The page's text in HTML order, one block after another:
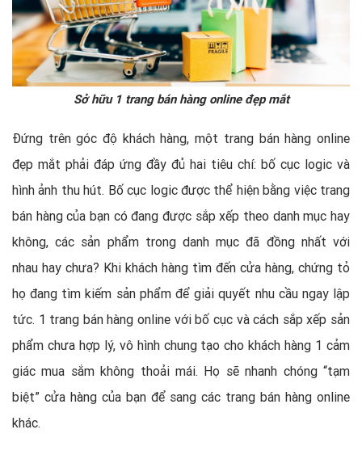
Sở hữu 1 trang bán hàng online đẹp mắt
Đứng trên góc độ khách hàng, một trang bán hàng online
đẹp mắt phải đáp ứng đầy đủ hai tiêu chí: bố cục logic và
hình ảnh thu hút. Bố cục logic được thể hiện bằng việc trang
bán hàng của bạn có đang được sắp xếp theo danh mục hay
không, các sản phẩm trong danh mục đã đồng nhất với
nhau hay chưa? Khi khách hàng tìm đến cửa hàng, chứng tỏ
họ đang tìm kiếm sản phẩm để giải quyết nhu cầu ngay lập
tức. 1 trang bán hàng online với bố cục và cách sắp xếp sản
phẩm chưa hợp lý, vô hình chung tạo cho khách hàng 1 cảm
giác mua sắm không thoải mái. Họ sẽ nhanh chóng “tạm
biệt” cửa hàng của bạn để sang các trang bán hàng online
khác.